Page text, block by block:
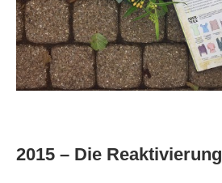
2015 – Die Reaktivierung